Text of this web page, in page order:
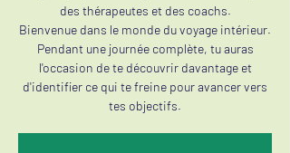
des thérapeutes et des coachs.
Bienvenue dans le monde du voyage intérieur.
Pendant une journée complète, tu auras
l'occasion de te découvrir davantage et
d'identifier ce qui te freine pour avancer vers
tes objectifs.